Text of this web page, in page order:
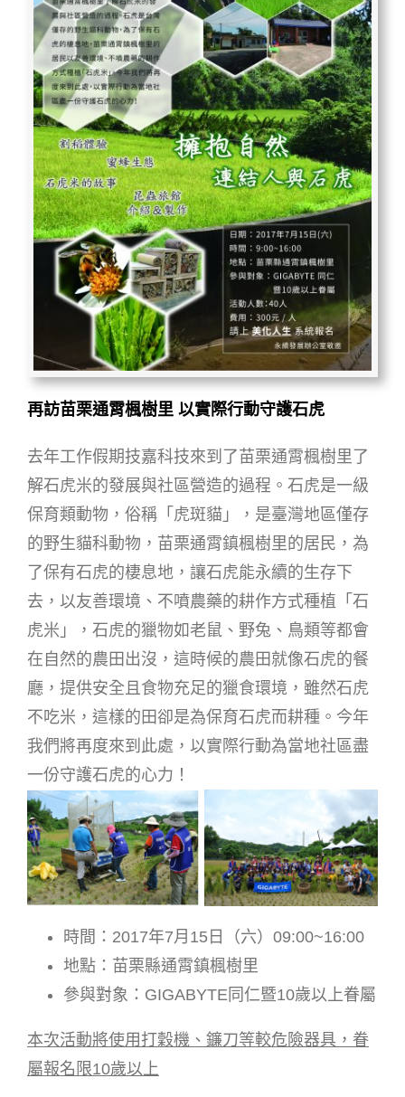
再訪苗栗通霄楓樹里 以實際行動守護石虎
去年工作假期技嘉科技來到了苗栗通霄楓樹里了
解石虎米的發展與社區營造的過程。石虎是一級
保育類動物，俗稱「虎斑貓」，是臺灣地區僅存
的野生貓科動物，苗栗通霄鎮楓樹里的居民，為
了保有石虎的棲息地，讓石虎能永續的生存下
去，以友善環境、不噴農藥的耕作方式種植「石
虎米」，石虎的獵物如老鼠、野兔、鳥類等都會
在自然的農田出沒，這時候的農田就像石虎的餐
廳，提供安全且食物充足的獵食環境，雖然石虎
不吃米，這樣的田卻是為保育石虎而耕種。今年
我們將再度來到此處，以實際行動為當地社區盡
一份守護石虎的心力！
時間：2017年7月15日（六）09:00~16:00
地點：苗栗縣通霄鎮楓樹里
參與對象：GIGABYTE同仁暨10歲以上眷屬
本次活動將使用打穀機、鐮刀等較危險器具，眷
屬報名限10歲以上